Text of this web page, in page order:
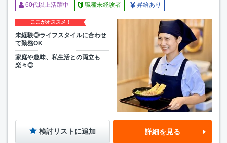
60代以上活躍中 職種未経験者 昇給あり
ここがオススメ！
未経験◎ライフスタイルに合わせ
て勤務OK
家庭や趣味、私生活との両立も
楽々◎
検討リストに追加 詳細を見る